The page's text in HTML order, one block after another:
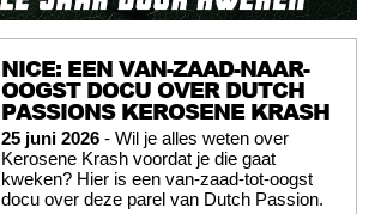
NICE: EEN VAN-ZAAD-NAAR-
OOGST DOCU OVER DUTCH
PASSIONS KEROSENE KRASH
25 juni 2026 - Wil je alles weten over
Kerosene Krash voordat je die gaat
kweken? Hier is een van-zaad-tot-oogst
docu over deze parel van Dutch Passion.